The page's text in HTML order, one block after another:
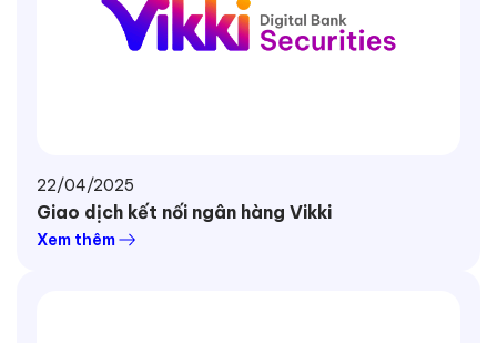
22/04/2025
Giao dịch kết nối ngân hàng Vikki
Xem thêm